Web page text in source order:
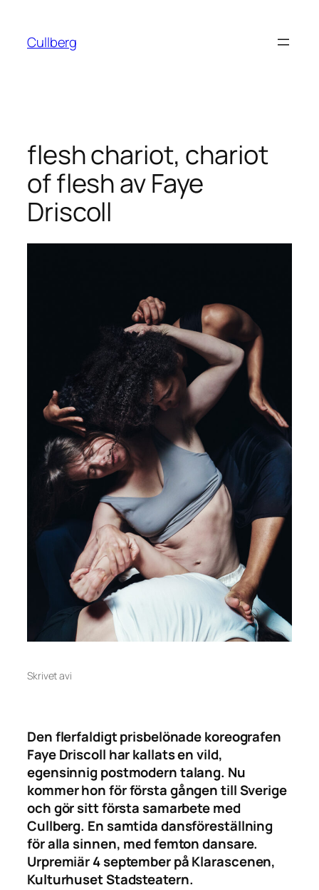
innehåll
Cullberg
flesh chariot, chariot
of flesh av Faye
Driscoll
Skrivet avi
Den flerfaldigt prisbelönade koreografen
Faye Driscoll har kallats en vild,
egensinnig postmodern talang. Nu
kommer hon för första gången till Sverige
och gör sitt första samarbete med
Cullberg. En samtida dansföreställning
för alla sinnen, med femton dansare.
Urpremiär 4 september på Klarascenen,
Kulturhuset Stadsteatern.